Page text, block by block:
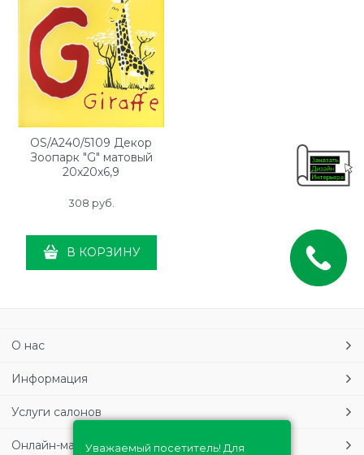
OS/A240/5109 Декор
Зоопарк "G" матовый
20x20x6,9
308 руб.
В КОРЗИНУ
О нас
Информация
Услуги салонов
Онлайн-магазинУважаемый посетитель! Для